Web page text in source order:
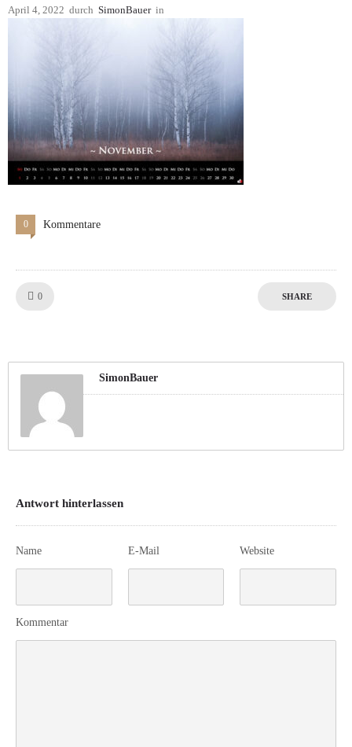
April 4, 2022 durch SimonBauer in
0 Kommentare
0 SHARE
SimonBauer
Antwort hinterlassen
Name E-Mail Website
Kommentar